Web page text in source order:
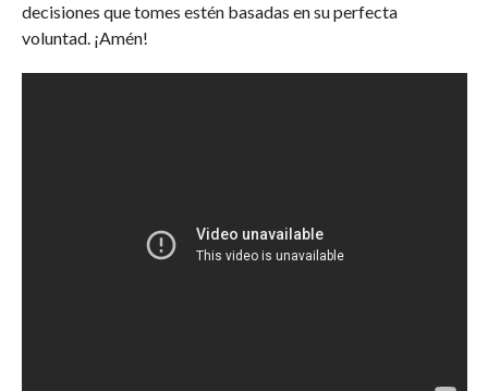
decisiones que tomes estén basadas en su perfecta
voluntad. ¡Amén!